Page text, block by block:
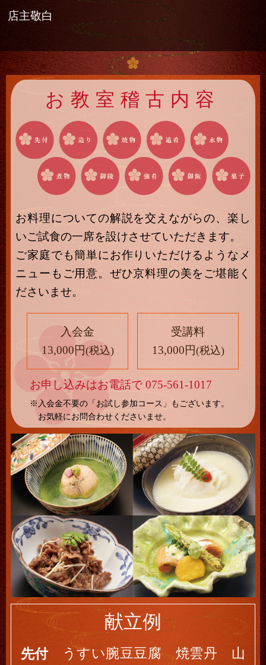
店主敬白
お教室稽古内容
お料理についての解説を交えながらの、楽し
いご試食の一席を設けさせていただきます。
ご家庭でも簡単にお作りいただけるようなメ
ニューもご用意。ぜひ京料理の美をご堪能く
ださいませ。
入会金
13,000円(税込)
受講料
13,000円(税込)
お申し込みはお電話で 075-561-1017
※入会金不要の「お試し参加コース」もございます。
お気軽にお問合わせくださいませ。
献立例
先付
うすい腕豆豆腐 焼雲丹 山